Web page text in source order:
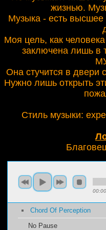
жизнью.
Музыка - есть высшее
Моя цель, как
заключена лишь
Она стучится в двери
Нужно лишь открыть
Стиль музыки:
00:00
Chord Of Perception
No Pause